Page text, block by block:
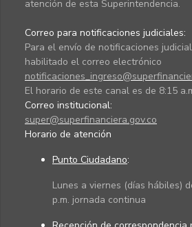
atención de esta Superintendencia.
Correo para notificaciones judiciales:
Para el envío de notificaciones
habilitado el correo electrónico
El horario de este canal es de 8:15
Correo institucional:
super@superfinanciera.gov.co
Horario de atención
Punto Ciudadano:
Lunes a viernes (días hábiles)
p.m. jornada continua